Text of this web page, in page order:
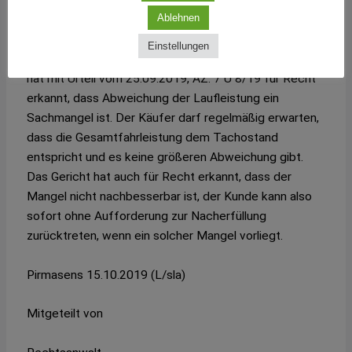
Der Käufer war im Prozess erfolgreich. Das OLG Celle
hat mit Urteil vom 25.09.2019, AZ: 7 U 8/19 für Recht
erkannt, dass Abweichung der Laufleistung ein
Sachmangel ist. Der Käufer darf regelmäßig erwarten,
dass die Gesamtfahrleistung dem Tachostand
entspricht und es keine größeren Abweichung gibt.
Das Gericht hat auch für Recht erkannt, dass der
Mangel nicht nachbesserbar ist, der Kunde kann also
sofort ohne Aufforderung zur Nacherfüllung
zurücktreten, wenn ein solcher Mangel vorliegt.
Pirmasens 15.10.2019 (L/sla)
Mitgeteilt von
Ablehnen
Einstellungen